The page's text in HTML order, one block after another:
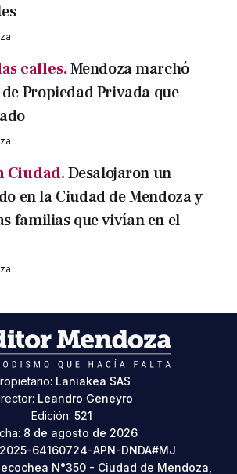
calles.Mendoza marchó
Propiedad Privada que
Ciudad.Desalojaron un
en la Ciudad de Mendoza y
familias que vivían en el
Laniakea SAS
Leandro Geneyro
Edición: 521
8 de agosto de 2026
64160724-APN-DNDA#MJ
N°350 - Ciudad de Mendoza,